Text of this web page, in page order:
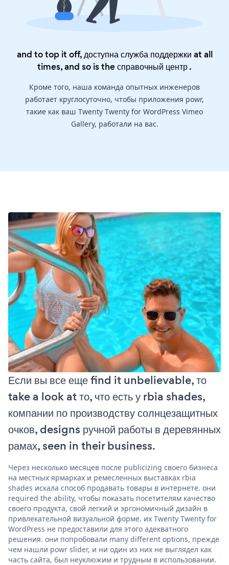
and to top it off, доступна служба поддержки at all
times, and so is theсправочный центр.
Кроме того, наша команда опытных инженеров
работает круглосуточно, чтобы приложения powr,
такие как ваш Twenty Twenty for WordPress Vimeo
Gallery, работали на вас.
Если вы все еще find it unbelievable, то
take a look at то, что есть у rbia shades,
компании по производству солнцезащитных
очков, designs ручной работы в деревянных
рамах, seen in their business.
Через несколько месяцев после publicizing своего бизнеса
на местных ярмарках и ремесленных выставках rbia
shades искала способ продавать товары в интернете. они
required the ability, чтобы показать посетителям качество
своего продукта, свой легкий и эргономичный дизайн в
привлекательной визуальной форме. их Twenty Twenty for
WordPress не предоставили для этого адекватного
решения. они попробовали many different options, прежде
чем нашли powr slider, и ни один из них не выглядел как
часть сайта, был неуклюжим и трудным в использовании.